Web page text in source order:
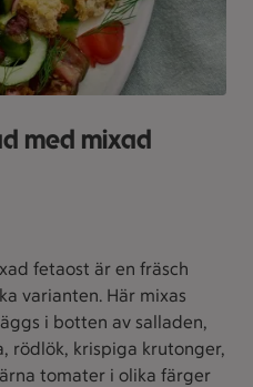
med mixad
1 kommentarer
fetaost är en fräsch
varianten. Här mixas
i botten av salladen,
rödlök, krispiga krutonger,
tomater i olika färger